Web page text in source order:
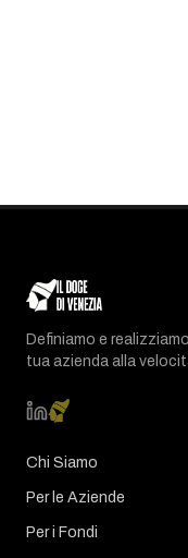
Definiamo e
tua azienda alla
Chi Siamo
Per le Aziende
Per i Fondi